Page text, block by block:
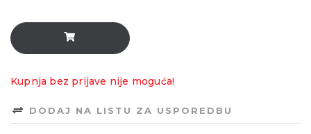
Kupnja bez prijave nije moguća!
DODAJ NA LISTU ZA USPOREDBU